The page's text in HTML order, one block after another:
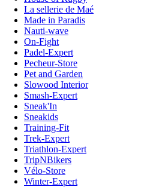
La sellerie de Maé
Made in Paradis
Nauti-wave
On-Fight
Padel-Expert
Pecheur-Store
Pet and Garden
Slowood Interior
Smash-Expert
Sneak'In
Sneakids
Training-Fit
Trek-Expert
Triathlon-Expert
TripNBikers
Vélo-Store
Winter-Expert